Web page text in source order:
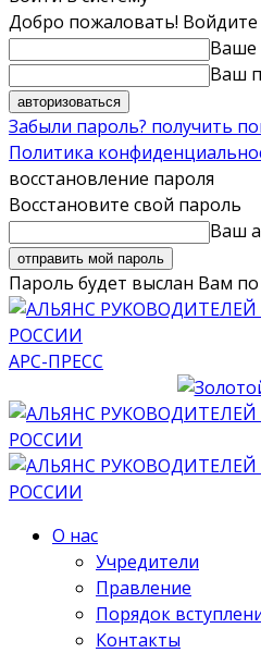
Добро пожаловать!
Ваше
Ваш
Забыли пароль? получить
Политика
восстановление пароля
Восстановите свой пароль
Ваш
Пароль будет выслан Вам
АРС-ПРЕСС
О нас
Учредители
Правление
Порядок
Контакты